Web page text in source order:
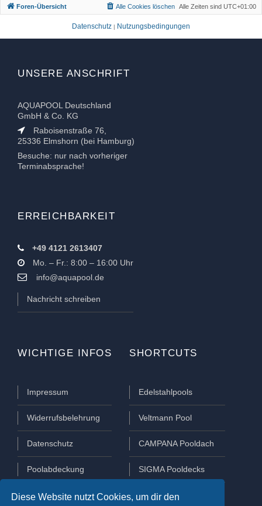
Diese Website nutzt Cookies, um dir den
Foren-Übersicht Alle Zeiten sind UTC+01:00
Alle Cookies löschen
Datenschutz | Nutzungsbedingungen
UNSERE ANSCHRIFT
AQUAPOOL Deutschland
GmbH & Co. KG
Raboisenstraße 76,
25336 Elmshorn (bei Hamburg)
Besuche: nur nach vorheriger
Terminabsprache!
ERREICHBARKEIT
+49 4121 2613407
Mo. – Fr.: 8:00 – 16:00 Uhr
info@aquapool.de
Nachricht schreiben
WICHTIGE INFOS
Impressum
Widerrufsbelehrung
Datenschutz
Poolabdeckung
Poolüberdachung
SHORTCUTS
Edelstahlpools
Veltmann Pool
CAMPANA Pooldach
SIGMA Pooldecks
Lamellen Abdeckungen